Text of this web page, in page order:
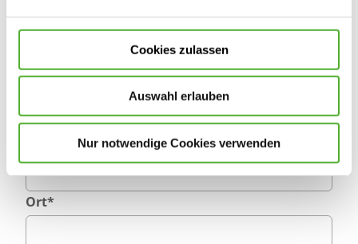
Cookies zulassen
Auswahl erlauben
Nur notwendige Cookies verwenden
Telefonnummer*
E-Mail-Adresse*
Postleitzahl *
Ort*